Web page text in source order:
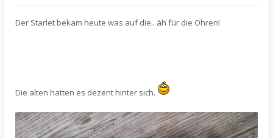
Der Starlet bekam heute was auf die.. äh für die Ohren!
Die alten hatten es dezent hinter sich.